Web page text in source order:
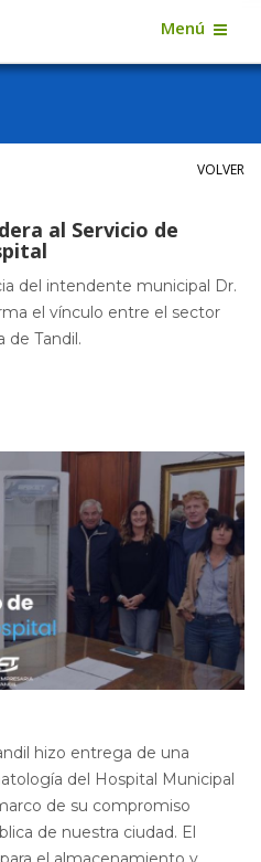
Menú
VOLVER
al Servicio de
del intendente municipal Dr.
el vínculo entre el sector
de Tandil.
hizo entrega de una
del Hospital Municipal
de su compromiso
de nuestra ciudad. El